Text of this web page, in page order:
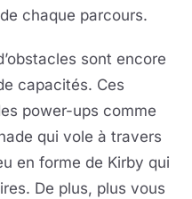
chaque parcours.
sont encore
capacités. Ces
power-ups comme
qui vole à travers
en forme de Kirby qui
De plus, plus vous